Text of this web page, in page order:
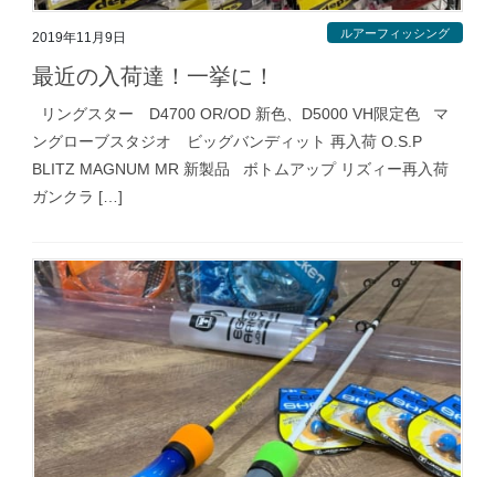
2019年11月9日 ルアーフィッシング
最近の入荷達！一挙に！
リングスター D4700 OR/OD 新色、D5000 VH限定色 マ
ングローブスタジオ ビッグバンディット 再入荷 O.S.P
BLITZ MAGNUM MR 新製品 ボトムアップ リズィー再入荷
ガンクラ […]